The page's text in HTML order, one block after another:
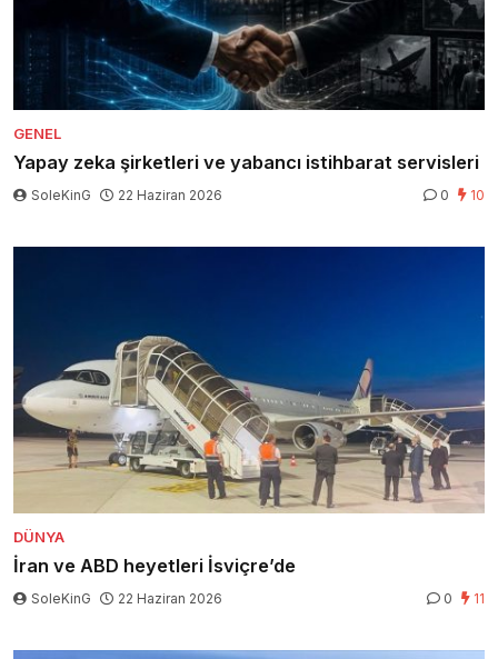
GENEL
Yapay zeka şirketleri ve yabancı istihbarat servisleri
SoleKinG 22 Haziran 2026 0 10
DÜNYA
İran ve ABD heyetleri İsviçre’de
SoleKinG 22 Haziran 2026 0 11